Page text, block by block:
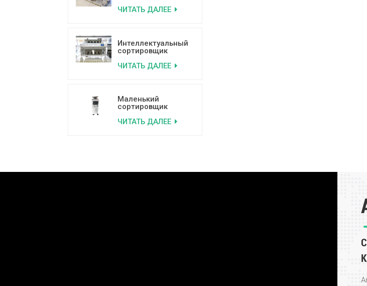
зерен с хорошими
ЧИТАТЬ ДАЛЕЕ
Интеллектуальный
сортировщик
5 желобами.
ЧИТАТЬ ДАЛЕЕ
Маленький
сортировщик
кофейных зерен по
ЧИТАТЬ ДАЛЕЕ